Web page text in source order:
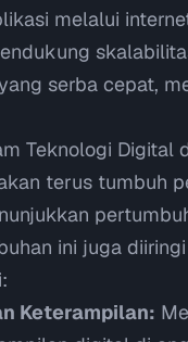
melalui
serba cepat,
Teknologi Digital
terus tumbuh
ini juga
Keterampilan: